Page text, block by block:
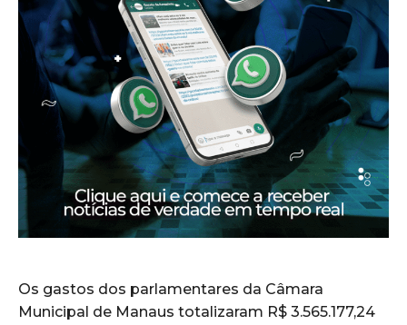
Os gastos dos parlamentares da Câmara
Municipal de Manaus totalizaram R$ 3.565.177,24